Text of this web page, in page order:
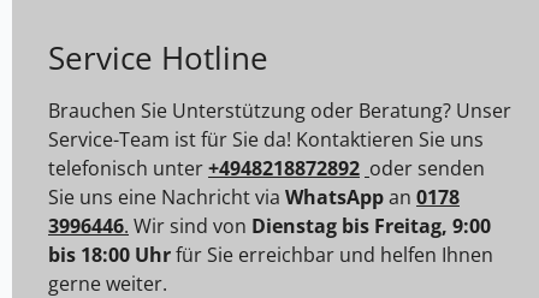
Service Hotline
Brauchen Sie Unterstützung oder Beratung? Unser
Service-Team ist für Sie da! Kontaktieren Sie uns
telefonisch unter+4948218872892 oder senden
Sie uns eine Nachricht via WhatsAppan 0178
3996446. Wir sind von Dienstag bis Freitag, 9:00
bis 18:00 Uhrfür Sie erreichbar und helfen Ihnen
gerne weiter.